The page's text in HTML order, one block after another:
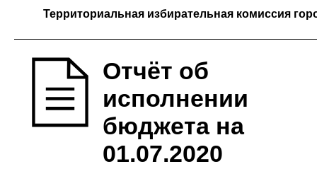
Территориальная избирательная комиссия
Отчёт об
исполнении
бюджета на
01.07.2020